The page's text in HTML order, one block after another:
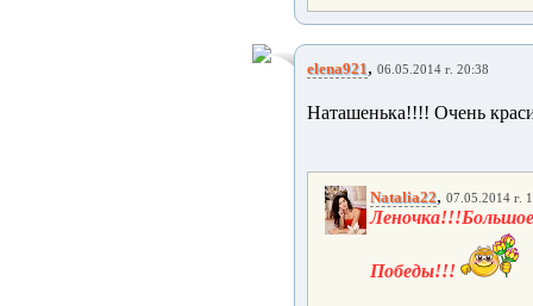
elena921, 06.05.2014 г. 20:38
Наташенька!!!! Очень
Natalia22, 07.05.2014 г.
Победы!!!